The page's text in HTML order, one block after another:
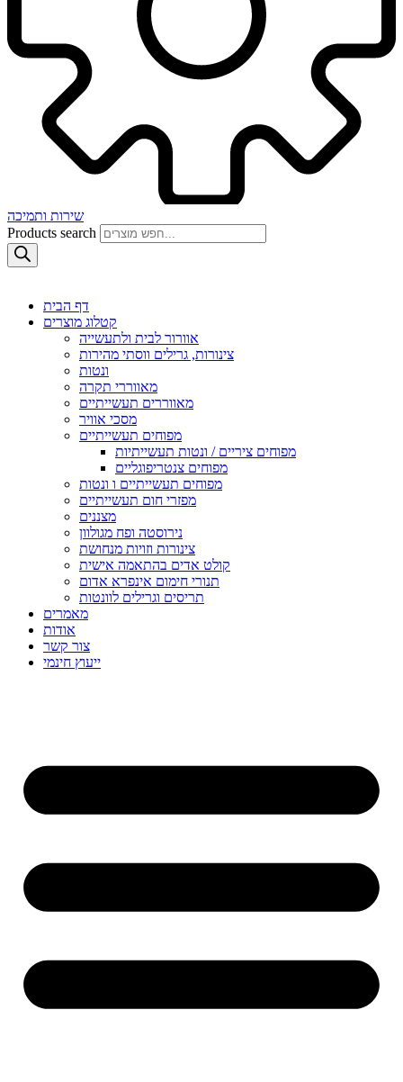
שירות ותמיכה
Products search
דף הבית
קטלוג מוצרים
אוורור לבית ולתעשייה
צינורות, גרילים ווסתי מהירות
ונטות
מאווררי תקרה
מאווררים תעשייתיים
מסכי אוויר
מפוחים תעשייתיים
מפוחים ציריים / ונטות תעשייתיות
מפוחים צנטריפוגליים
מפוחים תעשייתיים ו ונטות
מפזרי חום תעשייתיים
מצננים
נירוסטה ופח מגולוון
צינורות וזויות מנחושת
קולט אדים בהתאמה אישית
תנורי חימום אינפרא אדום
תריסים וגרילים לוונטות
מאמרים
אודות
צור קשר
ייעוץ חינמי